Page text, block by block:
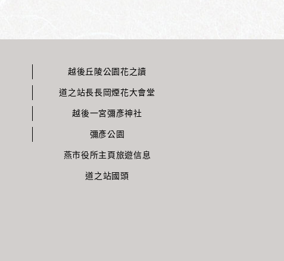
越後丘陵公園花之讀
道之站長長岡煙花大會堂
越後一宮彌彥神社
彌彥公園
燕市役所主頁旅遊信息
道之站國頭